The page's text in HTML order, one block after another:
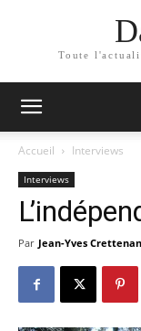
Toute
Accueil Interviews
Interviews
Par Jean-Yves